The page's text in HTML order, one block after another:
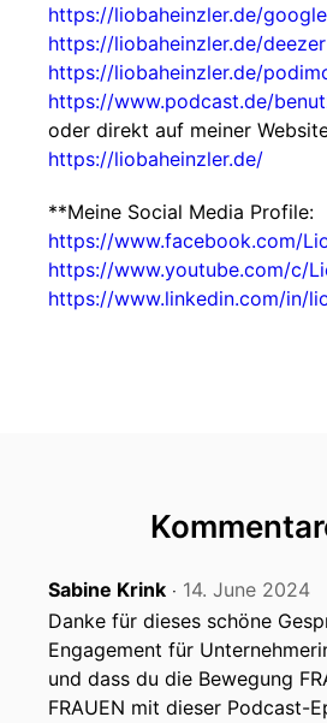
https://liobaheinzler.de/google
https://liobaheinzler.de/deezer
https://liobaheinzler.de/
https://www.podcast.de/
oder direkt auf meiner
https://liobaheinzler.de/
**Meine Social Media Profile:
https://www.facebook.com/
https://www.youtube.com/c/
https://www.linkedin.com/in/
Sabine Krink ‧ 14. June 2024
Danke für dieses schöne
Engagement für
und dass du die Bewegung
FRAUEN mit dieser Podcast-